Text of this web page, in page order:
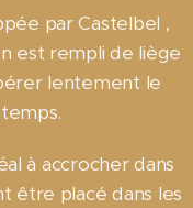
par Castelbel ,
est rempli de liège
lentement le
à accrocher dans
être placé dans les